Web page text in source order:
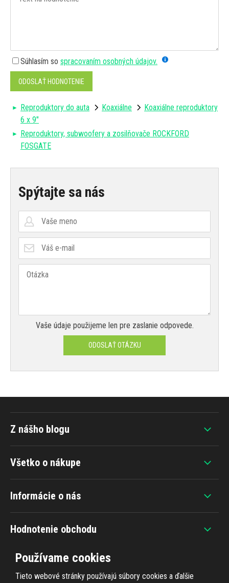
Súhlasím so spracovaním osobných údajov.
ODOSLAŤ HODNOTENIE
Reproduktory do auta Koaxiálne
Koaxiálne reproduktory
6 x 9"
Reproduktory, subwoofery a zosilňovače ROCKFORD
FOSGATE
Spýtajte sa nás
Vaše údaje použijeme len pre zaslanie odpovede.
ODOSLAŤ OTÁZKU
Všetko o nákupe
Informácie o nás
Hodnotenie obchodu
Z nášho blogu
Používame cookies
Tieto webové stránky používajú súbory cookies a ďalšie